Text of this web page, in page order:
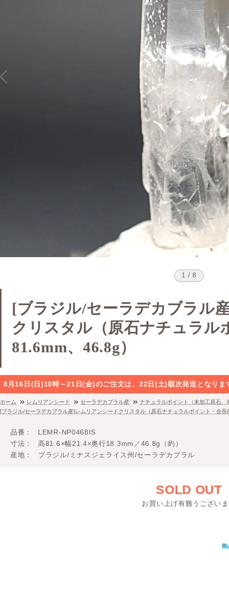
1 / 8
[ブラジル/セーラデカブラル
クリスタル（原石ナチュラル
81.6mm、46.8g）
8月16日(日)10時～21日(金)のご注文は、22日(土)順次発送となりま
ホーム レムリアンシード セーラデカブラル産
ナチュラルポイント（未加工原石、
[ブラジル/セーラデカブラル産]レムリアンシードクリスタル（原石ナチュラルポイント・全長
品番
LEMR-NP0468IS
寸法
高81.6×幅21.4×奥行18.3mm／46.8g（約）
産地
ブラジル/ミナスジェライス州/セーラデカブラル
SOLD OUT
お買い上げ有難うござい